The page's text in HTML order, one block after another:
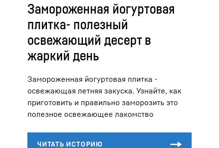
Замороженная йогуртовая
плитка- полезный
освежающий десерт в
жаркий день
Замороженная йогуртовая плитка -
освежающая летняя закуска. Узнайте, как
приготовить и правильно заморозить это
полезное освежающее лакомство